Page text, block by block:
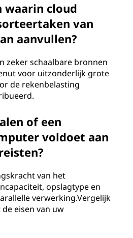
waarin cloud
van
aanvullen?
zeker schaalbare bronnen
voor uitzonderlijk grote
de rekenbelasting
of een
voldoet aan
van het
opslagtype en
verwerking.Vergelijk
eisen van uw